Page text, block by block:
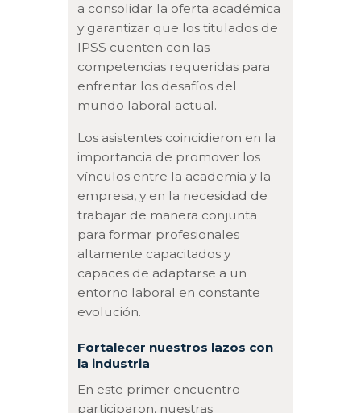
a consolidar la oferta académica
y garantizar que los titulados de
IPSS cuenten con las
competencias requeridas para
enfrentar los desafíos del
mundo laboral actual.
Los asistentes coincidieron en la
importancia de promover los
vínculos entre la academia y la
empresa, y en la necesidad de
trabajar de manera conjunta
para formar profesionales
altamente capacitados y
capaces de adaptarse a un
entorno laboral en constante
evolución.
Fortalecer nuestros lazos con
la industria
En este primer encuentro
participaron, nuestras